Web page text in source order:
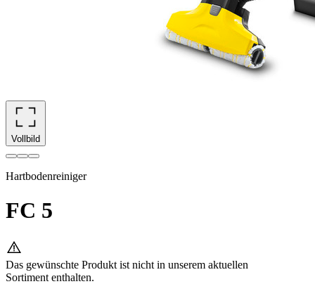
Vollbild
Hartbodenreiniger
FC 5
Das gewünschte Produkt ist nicht in unserem aktuellen
Sortiment enthalten.